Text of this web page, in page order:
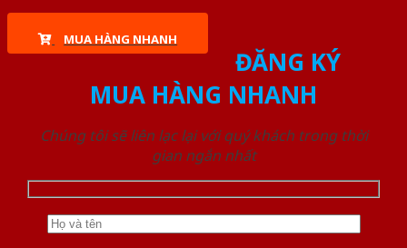
MUA HÀNG NHANH
ĐĂNG KÝ
MUA HÀNG NHANH
Chúng tôi sẽ liên lạc lại với quý khách trong thời
gian ngắn nhất